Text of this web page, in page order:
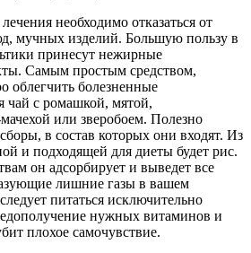
необходимо отказаться от
мучных изделий. Большую пользу в
принесут нежирные
Самым простым средством,
облегчить болезненные
чай с ромашкой, мятой,
или зверобоем. Полезно
в состав которых они входят. Из
и подходящей для диеты будет рис.
он адсорбирует и выведет все
лишние газы в вашем
питаться исключительно
нужных витаминов и
плохое самочувствие.